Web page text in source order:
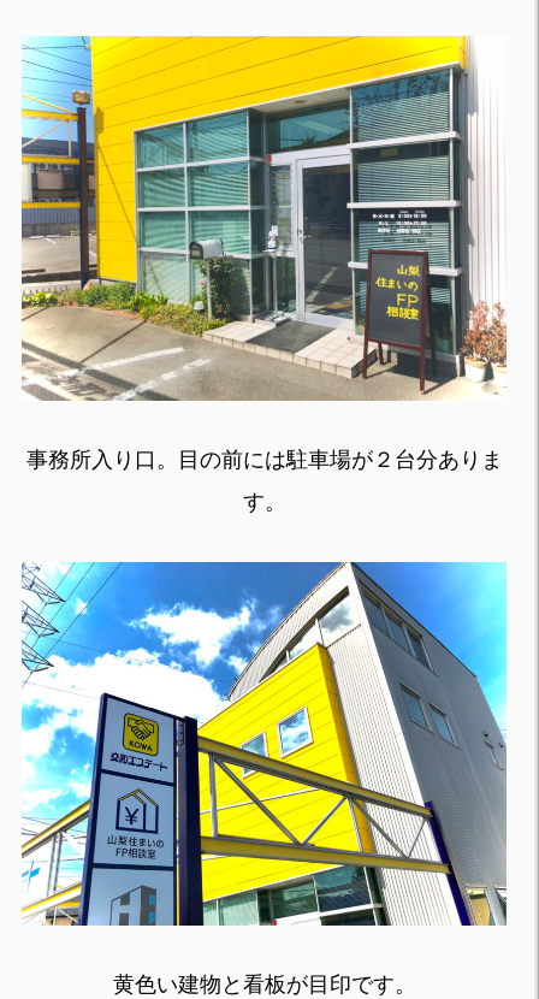
事務所入り口。目の前には駐車場が２台分ありま
す。
黄色い建物と看板が目印です。